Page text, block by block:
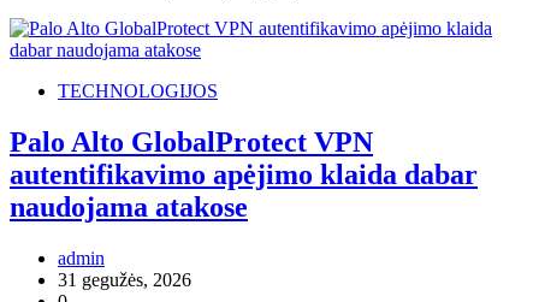
TECHNOLOGIJOS
Palo Alto GlobalProtect VPN
autentifikavimo apėjimo klaida dabar
naudojama atakose
admin
31 gegužės, 2026